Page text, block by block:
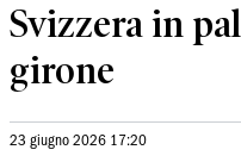
Svizzera in
girone
23 giugno 2026 17:20